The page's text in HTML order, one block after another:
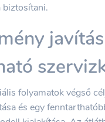
biztosítani.
folyamatok végső
és egy